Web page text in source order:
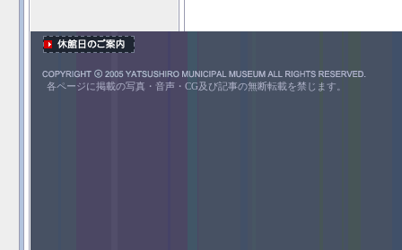
各ページに掲載の写真・音声・CG及び記事の無断転載を禁じます。